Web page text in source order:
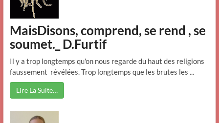
MaisDisons, comprend, se rend , se
soumet._ D.Furtif
Il y a trop longtemps qu'on nous regarde du haut des religions
faussement révélées. Trop longtemps que les brutes les ...
Lire La Suite…